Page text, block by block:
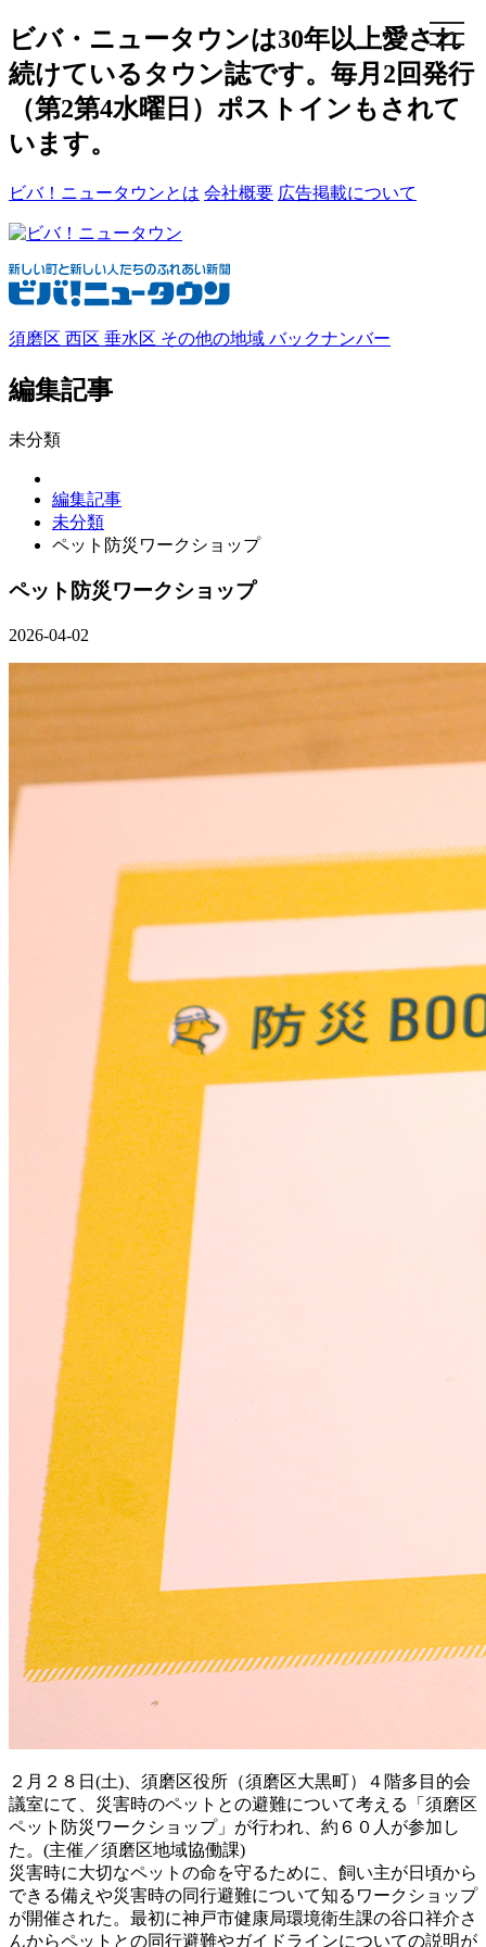
ビバ・ニュータウンは30年以上愛され
続けているタウン誌です。毎月2回発行
（第2第4水曜日）ポストインもされて
います。
ビバ！ニュータウンとは 会社概要 広告掲載について
須磨区 西区 垂水区 その他の地域 バックナンバー
メ
ニ
ュ
ー
編集記事
未分類
編集記事
未分類
ペット防災ワークショップ
ペット防災ワークショップ
2026-04-02
２月２８日(土)、須磨区役所（須磨区大黒町）４階多目的会
議室にて、災害時のペットとの避難について考える「須磨区
ペット防災ワークショップ」が行われ、約６０人が参加し
た。(主催／須磨区地域協働課)
災害時に大切なペットの命を守るために、飼い主が日頃から
できる備えや災害時の同行避難について知るワークショップ
が開催された。最初に神戸市健康局環境衛生課の谷口祥介さ
んからペットとの同行避難やガイドラインについての説明が